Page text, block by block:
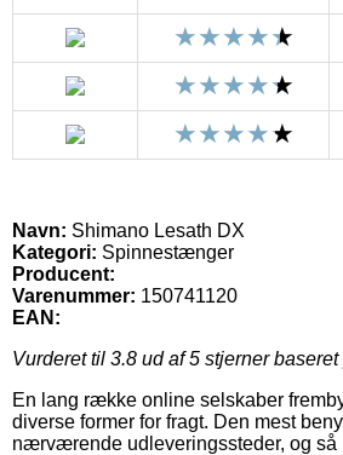
Navn: Shimano Lesath DX
Kategori: Spinnestænger
Producent:
Varenummer: 150741120
EAN:
Vurderet til 3.8 ud af 5 stjerner baseret
En lang række online selskaber
diverse former for fragt. Den mest
nærværende udleveringssteder, og så